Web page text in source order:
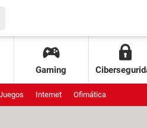
Gaming
Internet Ofimática